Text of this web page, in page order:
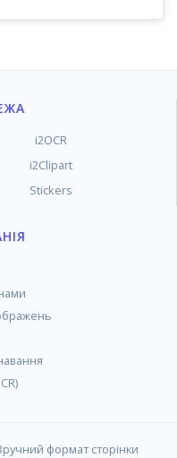
i2OCR
i2Clipart
Stickers
формат сторінки